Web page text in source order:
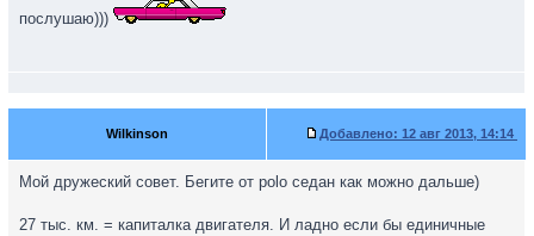
послушаю)))
Wilkinson Добавлено: 12 авг 2013, 14:14
Мой дружеский совет. Бегите от polo седан как можно дальше)
27 тыс. км. = капиталка двигателя. И ладно если бы единичные